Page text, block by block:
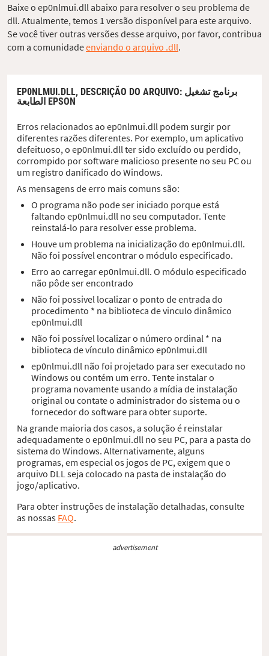
Baixe o ep0nlmui.dll abaixo para resolver o seu problema de
dll. Atualmente, temos 1 versão disponível para este arquivo.
Se você tiver outras versões desse arquivo, por favor, contribua
com a comunidadeenviando o arquivo .dll.
EP0NLMUI.DLL, DESCRIÇÃO DO ARQUIVO: برنامج تشغيل
الطابعة EPSON
Erros relacionados ao ep0nlmui.dll podem surgir por
diferentes razões diferentes. Por exemplo, um aplicativo
defeituoso, o ep0nlmui.dll ter sido excluído ou perdido,
corrompido por software malicioso presente no seu PC ou
um registro danificado do Windows.
As mensagens de erro mais comuns são:
O programa não pode ser iniciado porque está
faltando ep0nlmui.dll no seu computador. Tente
reinstalá-lo para resolver esse problema.
Houve um problema na inicialização do ep0nlmui.dll.
Não foi possível encontrar o módulo especificado.
Erro ao carregar ep0nlmui.dll. O módulo especificado
não pôde ser encontrado
Não foi possivel localizar o ponto de entrada do
procedimento * na biblioteca de vinculo dinâmico
ep0nlmui.dll
Não foi possível localizar o número ordinal * na
biblioteca de vínculo dinâmico ep0nlmui.dll
ep0nlmui.dll não foi projetado para ser executado no
Windows ou contém um erro. Tente instalar o
programa novamente usando a mídia de instalação
original ou contate o administrador do sistema ou o
fornecedor do software para obter suporte.
Na grande maioria dos casos, a solução é reinstalar
adequadamente o ep0nlmui.dll no seu PC, para a pasta do
sistema do Windows. Alternativamente, alguns
programas, em especial os jogos de PC, exigem que o
arquivo DLL seja colocado na pasta de instalação do
jogo/aplicativo.
Para obter instruções de instalação detalhadas, consulte
as nossas FAQ.
advertisement